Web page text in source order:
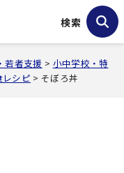
検索
若者支援 > 小中学校・特
レシピ > そぼろ丼